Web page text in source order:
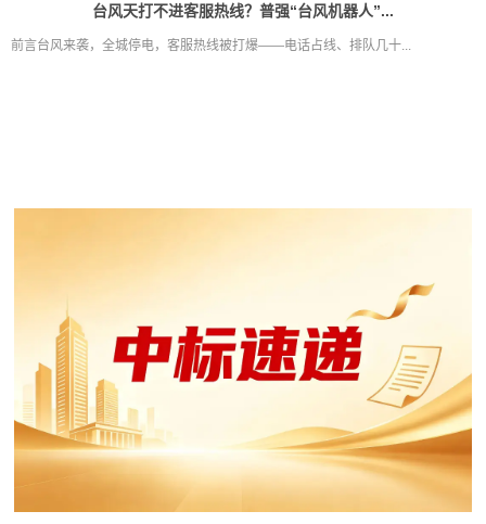
台风天打不进客服热线？普强“台风机器人”...
前言台风来袭，全城停电，客服热线被打爆——电话占线、排队几十...